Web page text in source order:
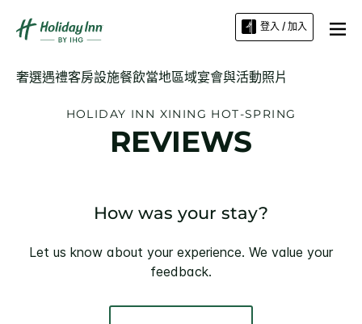
登入 / 加入
奢選遇禮客房設施餐飲當地區域宴會與活動照片
HOLIDAY INN XINING HOT-SPRING
REVIEWS
How was your stay?
Let us know about your experience. We value your
feedback.